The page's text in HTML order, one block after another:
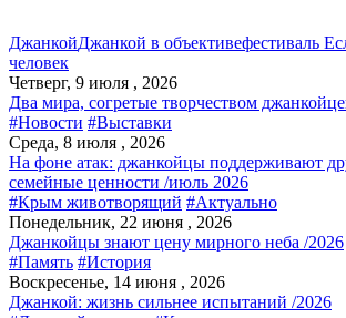
ДжанкойДжанкой в объективефестиваль
человек
Четверг, 9 июля , 2026
Два мира, согретые творчеством
#Новости #Выставки
Среда, 8 июля , 2026
На фоне атак: джанкойцы поддерживают
семейные ценности /июль 2026
#Крым животворящий #Актуально
Понедельник, 22 июня , 2026
Джанкойцы знают цену мирного неба /2026
#Память #История
Воскресенье, 14 июня , 2026
Джанкой: жизнь сильнее испытаний /2026